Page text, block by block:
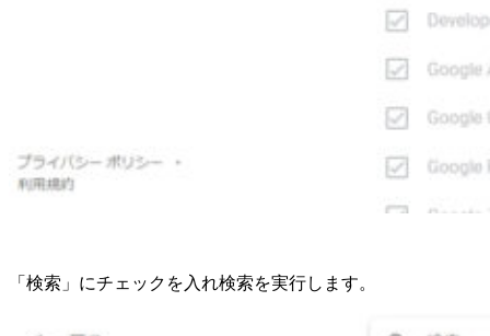
「検索」にチェックを入れ検索を実行します。